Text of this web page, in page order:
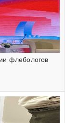
флебологов